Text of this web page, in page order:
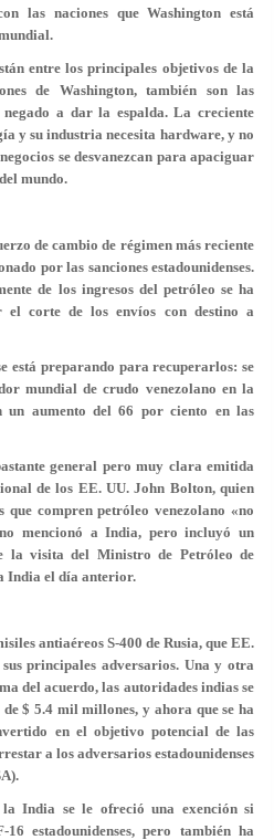
las naciones que Washington está
entre los principales objetivos de la
de Washington, también son las
a dar la espalda. La creciente
y su industria necesita hardware, y no
se desvanezcan para apaciguar
mundo.
de cambio de régimen más reciente
por las sanciones estadounidenses.
de los ingresos del petróleo se ha
el corte de los envíos con destino a
está preparando para recuperarlos: se
mundial de crudo venezolano en la
aumento del 66 por ciento en las
general pero muy clara emitida
de los EE. UU. John Bolton, quien
que compren petróleo venezolano «no
mencionó a India, pero incluyó un
la visita del Ministro de Petróleo de
India el día anterior.
antiaéreos S-400 de Rusia, que EE.
principales adversarios. Una y otra
del acuerdo, las autoridades indias se
$ 5.4 mil millones, y ahora que se ha
en el objetivo potencial de las
a los adversarios estadounidenses
India se le ofreció una exención si
estadounidenses, pero también ha